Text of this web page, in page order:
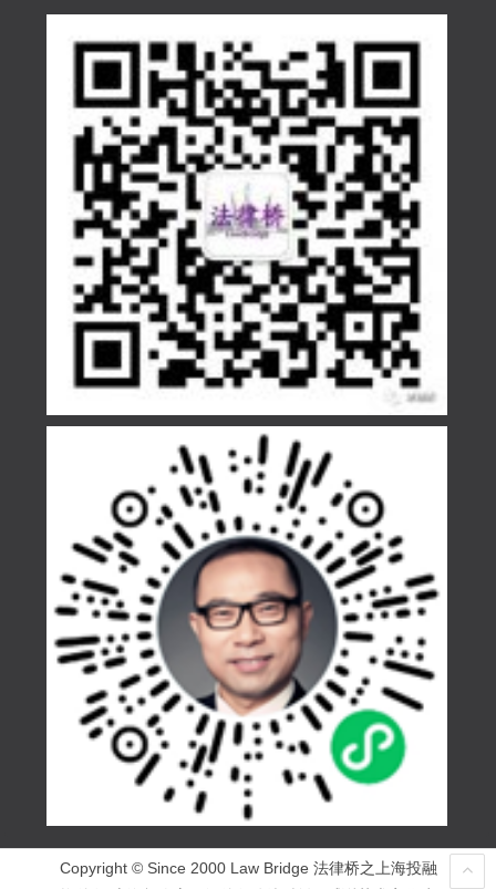
Copyright © Since 2000 Law Bridge 法律桥之上海投融